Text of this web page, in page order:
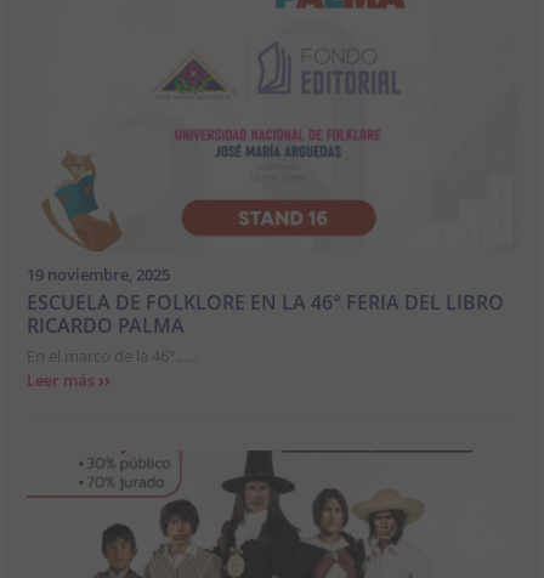
19 noviembre, 2025
ESCUELA DE FOLKLORE EN LA 46° FERIA DEL LIBRO
RICARDO PALMA
En el marco de la 46°......
Leer más >>